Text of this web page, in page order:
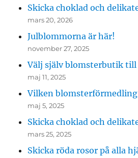
Skicka choklad och
mars 20, 2026
Julblommorna är här!
november 27, 2025
Välj själv blomsterbutik
maj 11, 2025
Vilken blomsterförmedling
maj 5, 2025
Skicka choklad och
mars 25, 2025
Skicka röda rosor på alla